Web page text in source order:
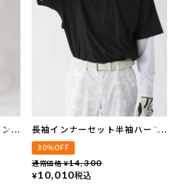
グ
長袖インナーセット半袖ハーフ
ジッププルオーバー
30％OFF
通常価格 ¥14,300
¥10,010税込